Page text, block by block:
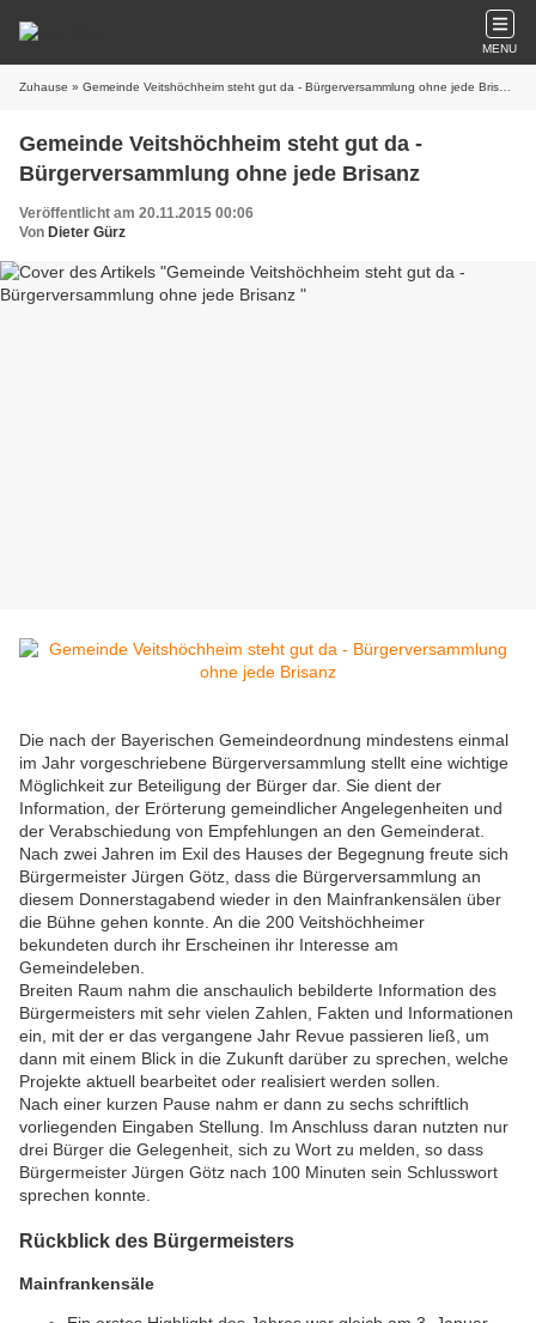
MENU
Zuhause » Gemeinde Veitshöchheim steht gut da - Bürgerversammlung ohne jede Brisanz
Gemeinde Veitshöchheim steht gut da -
Bürgerversammlung ohne jede Brisanz
Veröffentlicht am 20.11.2015 00:06
Von Dieter Gürz
Die nach der Bayerischen Gemeindeordnung mindestens einmal
im Jahr vorgeschriebene Bürgerversammlung stellt eine wichtige
Möglichkeit zur Beteiligung der Bürger dar. Sie dient der
Information, der Erörterung gemeindlicher Angelegenheiten und
der Verabschiedung von Empfehlungen an den Gemeinderat.
Nach zwei Jahren im Exil des Hauses der Begegnung freute sich
Bürgermeister Jürgen Götz, dass die Bürgerversammlung an
diesem Donnerstagabend wieder in den Mainfrankensälen über
die Bühne gehen konnte. An die 200 Veitshöchheimer
bekundeten durch ihr Erscheinen ihr Interesse am
Gemeindeleben.
Breiten Raum nahm die anschaulich bebilderte Information des
Bürgermeisters mit sehr vielen Zahlen, Fakten und Informationen
ein, mit der er das vergangene Jahr Revue passieren ließ, um
dann mit einem Blick in die Zukunft darüber zu sprechen, welche
Projekte aktuell bearbeitet oder realisiert werden sollen.
Nach einer kurzen Pause nahm er dann zu sechs schriftlich
vorliegenden Eingaben Stellung. Im Anschluss daran nutzten nur
drei Bürger die Gelegenheit, sich zu Wort zu melden, so dass
Bürgermeister Jürgen Götz nach 100 Minuten sein Schlusswort
sprechen konnte.
Rückblick des Bürgermeisters
Mainfrankensäle